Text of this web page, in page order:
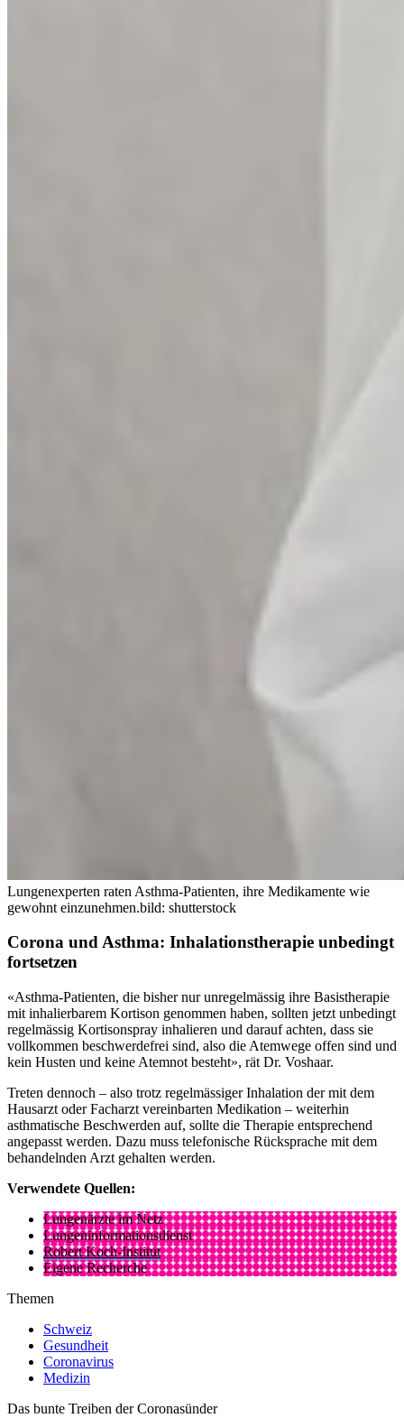
Lungenexperten raten Asthma-Patienten, ihre Medikamente wie
gewohnt einzunehmen.bild: shutterstock
Corona und Asthma: Inhalationstherapie unbedingt
fortsetzen
«Asthma-Patienten, die bisher nur unregelmässig ihre Basistherapie
mit inhalierbarem Kortison genommen haben, sollten jetzt unbedingt
regelmässig Kortisonspray inhalieren und darauf achten, dass sie
vollkommen beschwerdefrei sind, also die Atemwege offen sind und
kein Husten und keine Atemnot besteht», rät Dr. Voshaar.
Treten dennoch – also trotz regelmässiger Inhalation der mit dem
Hausarzt oder Facharzt vereinbarten Medikation – weiterhin
asthmatische Beschwerden auf, sollte die Therapie entsprechend
angepasst werden. Dazu muss telefonische Rücksprache mit dem
behandelnden Arzt gehalten werden.
Verwendete Quellen:
Lungenärzte im Netz
Lungeninformationsdienst
Robert Koch-Institut
Eigene Recherche
Themen
Schweiz
Gesundheit
Coronavirus
Medizin
Das bunte Treiben der Coronasünder